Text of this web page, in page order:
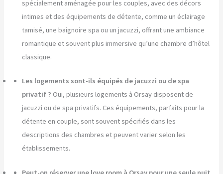
spécialement aménagée pour les couples, avec des décors
intimes et des équipements de détente, comme un éclairage
tamisé, une baignoire spa ou un jacuzzi, offrant une ambiance
romantique et souvent plus immersive qu’une chambre d’hôtel
classique.
Les logements sont-ils équipés de jacuzzi ou de spa
privatif ? Oui, plusieurs logements à Orsay disposent de
jacuzzi ou de spa privatifs. Ces équipements, parfaits pour la
détente en couple, sont souvent spécifiés dans les
descriptions des chambres et peuvent varier selon les
établissements.